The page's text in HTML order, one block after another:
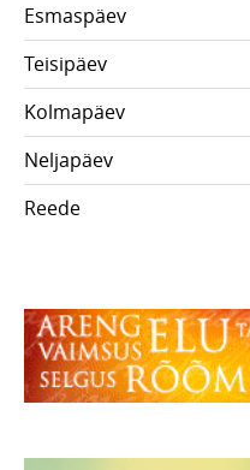
Esmaspäev
Teisipäev
Kolmapäev
Neljapäev
Reede